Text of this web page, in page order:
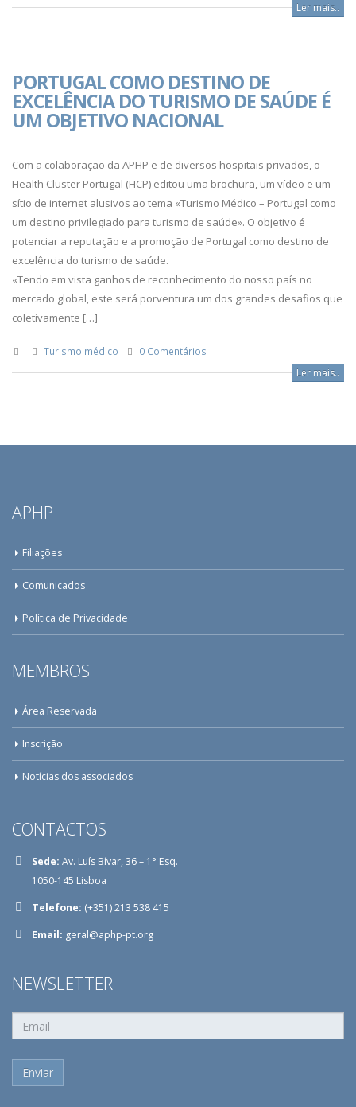
Ler mais..
PORTUGAL COMO DESTINO DE
EXCELÊNCIA DO TURISMO DE SAÚDE É
UM OBJETIVO NACIONAL
Com a colaboração da APHP e de diversos hospitais privados, o
Health Cluster Portugal (HCP) editou uma brochura, um vídeo e um
sítio de internet alusivos ao tema «Turismo Médico – Portugal como
um destino privilegiado para turismo de saúde». O objetivo é
potenciar a reputação e a promoção de Portugal como destino de
excelência do turismo de saúde.
«Tendo em vista ganhos de reconhecimento do nosso país no
mercado global, este será porventura um dos grandes desafios que
coletivamente […]
Turismo médico 0 Comentários
Ler mais..
APHP
Filiações
Comunicados
Política de Privacidade
MEMBROS
Área Reservada
Inscrição
Notícias dos associados
CONTACTOS
Sede: Av. Luís Bívar, 36 – 1° Esq.
1050-145 Lisboa
Telefone: (+351) 213 538 415
Email: geral@aphp-pt.org
NEWSLETTER